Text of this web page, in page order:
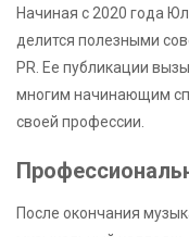
Начиная с 2020 года
делится полезными
PR. Ее публикации
многим начинающим
своей профессии.
После окончания